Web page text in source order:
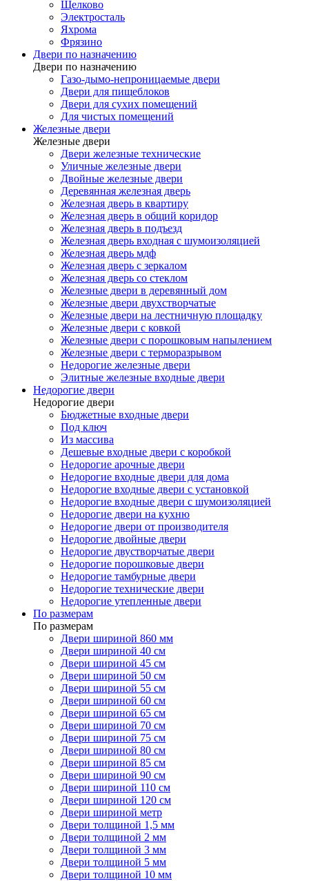
Щелково
Электросталь
Яхрома
Фрязино
Двери по назначению
Двери по назначению
Газо-дымо-непроницаемые двери
Двери для пищеблоков
Двери для сухих помещений
Для чистых помещений
Железные двери
Железные двери
Двери железные технические
Уличные железные двери
Двойные железные двери
Деревянная железная дверь
Железная дверь в квартиру
Железная дверь в общий коридор
Железная дверь в подъезд
Железная дверь входная с шумоизоляцией
Железная дверь мдф
Железная дверь с зеркалом
Железная дверь со стеклом
Железные двери в деревянный дом
Железные двери двухстворчатые
Железные двери на лестничную площадку
Железные двери с ковкой
Железные двери с порошковым напылением
Железные двери с терморазрывом
Недорогие железные двери
Элитные железные входные двери
Недорогие двери
Недорогие двери
Бюджетные входные двери
Под ключ
Из массива
Дешевые входные двери с коробкой
Недорогие арочные двери
Недорогие входные двери для дома
Недорогие входные двери с установкой
Недорогие входные двери с шумоизоляцией
Недорогие двери на кухню
Недорогие двери от производителя
Недорогие двойные двери
Недорогие двустворчатые двери
Недорогие порошковые двери
Недорогие тамбурные двери
Недорогие технические двери
Недорогие утепленные двери
По размерам
По размерам
Двери шириной 860 мм
Двери шириной 40 см
Двери шириной 45 см
Двери шириной 50 см
Двери шириной 55 см
Двери шириной 60 см
Двери шириной 65 см
Двери шириной 70 см
Двери шириной 75 см
Двери шириной 80 см
Двери шириной 85 см
Двери шириной 90 см
Двери шириной 110 см
Двери шириной 120 см
Двери шириной метр
Двери толщиной 1,5 мм
Двери толщиной 2 мм
Двери толщиной 3 мм
Двери толщиной 5 мм
Двери толщиной 10 мм